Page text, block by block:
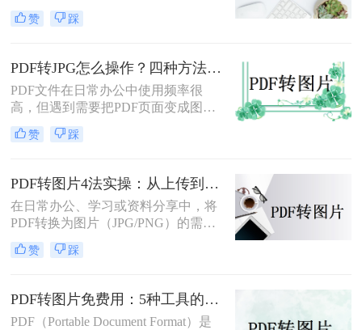
插入PPT、上传网页或通过微信分
享。PDF怎么转JPG图片？本文先给
拆解操作步骤，您可根据使用频率、
图片质量要求和操作习惯快速选择最
适合的方法。
赞 踩
PDF转JPG怎么操作？四种方法实测对比，附各场景最优选！
PDF文件在日常办公中使用频率很
高，但遇到需要把PDF页面变成图片
插入文档、发微信、上传到只接受图
片格式的平台时，就得做格式转换。
据安全方面差异很大——截图法可能
模糊失真，在线工具有隐私顾虑，专
业软件又需要安装。选错方法不仅浪
费时间，还可能得到画质差的图片。
赞 踩
PDF转图片4法实操：从上传到下载的完整步骤和参数设置！
在日常办公、学习或资料分享中，将
PDF转换为图片（JPG/PNG）的需求
十分常见。那么pdf怎么转图片呢？本
文将介绍多种实用方法，满足不同场
赞 踩
PDF转图片免费用：5种工具的文件限制和输出质量对比！
PDF（Portable Document Format）是